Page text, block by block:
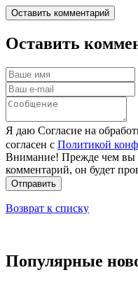
Оставить комментарий
Оставить
Я даю Согласие на
согласен с Политикой
Внимание! Прежде чем вы
комментарий, он будет
Отправить
Возврат к списку
Популярные